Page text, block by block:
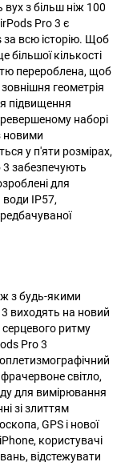
з більш ніж 100
Pro 3 є
за всю історію. Щоб
кількості
перероблена, щоб
геометрія
підвищення
наборі
новими
у п'яти розмірах,
забезпечують
для
води IP57,
з будь-якими
виходять на новий
ритму
Pro 3
світло,
для вимірювання
зі злиттям
GPS і нової
користувачі
відстежувати